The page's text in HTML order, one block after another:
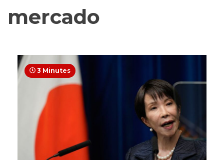
mercado
3 Minutes